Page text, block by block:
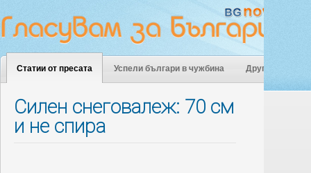
Статии от пресата Успели българи в чужбина Други
Силен снеговалеж: 70 см
и не спира